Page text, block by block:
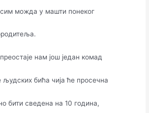
можда у машти понеког
нам још један комад
људских бића чија ће просечна
бити сведена на 10 година,